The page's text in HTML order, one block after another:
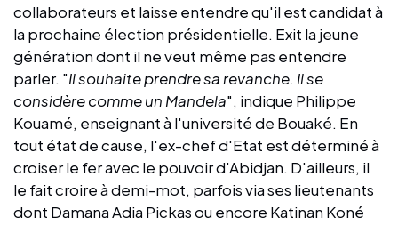
collaborateurs et laisse entendre qu'il est candidat à
la prochaine élection présidentielle. Exit la jeune
génération dont il ne veut même pas entendre
parler. "Il souhaite prendre sa revanche. Il se
considère comme un Mandela", indique Philippe
Kouamé, enseignant à l'université de Bouaké. En
tout état de cause, l'ex-chef d'Etat est déterminé à
croiser le fer avec le pouvoir d'Abidjan. D'ailleurs, il
le fait croire à demi-mot, parfois via ses lieutenants
dont Damana Adia Pickas ou encore Katinan Koné